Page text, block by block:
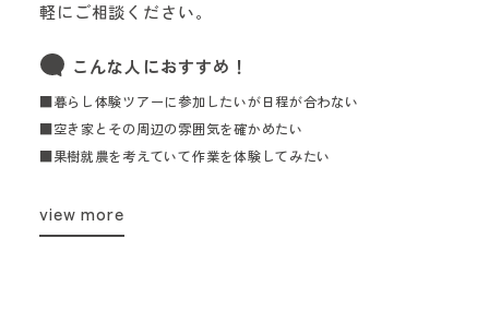
軽にご相談ください。
こんな人におすすめ！
■暮らし体験ツアーに参加したいが日程が合わない
■空き家とその周辺の雰囲気を確かめたい
■果樹就農を考えていて作業を体験してみたい
view more